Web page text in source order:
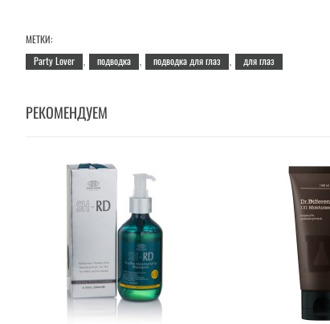
МЕТКИ:
Party Lover
подводка подводка для глаз для глаз
РЕКОМЕНДУЕМ